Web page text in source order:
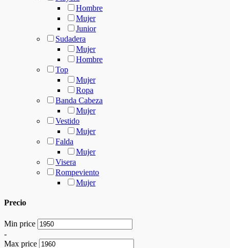
Hombre
Mujer
Junior
Sudadera
Mujer
Hombre
Top
Mujer
Ropa
Banda Cabeza
Mujer
Vestido
Mujer
Falda
Mujer
Visera
Rompeviento
Mujer
Precio
Min price
-
Max price